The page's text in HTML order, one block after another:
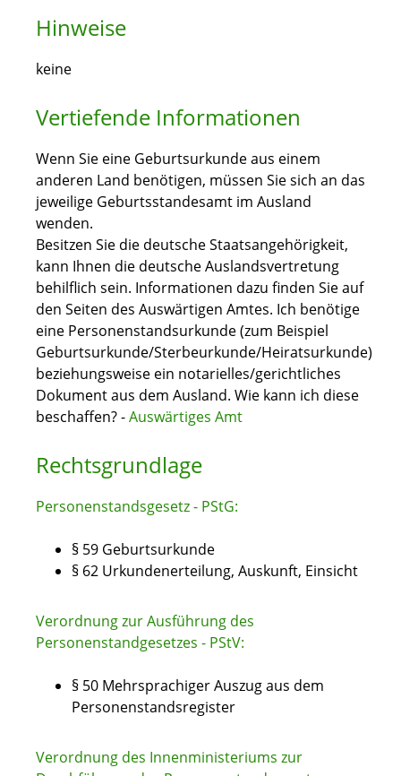
Hinweise
keine
Vertiefende Informationen
Wenn Sie eine Geburtsurkunde aus einem
anderen Land benötigen, müssen Sie sich an das
jeweilige Geburtsstandesamt im Ausland
wenden.
Besitzen Sie die deutsche Staatsangehörigkeit,
kann Ihnen die deutsche Auslandsvertretung
behilflich sein. Informationen dazu finden Sie auf
den Seiten des Auswärtigen Amtes. Ich benötige
eine Personenstandsurkunde (zum Beispiel
Geburtsurkunde/Sterbeurkunde/Heiratsurkunde)
beziehungsweise ein notarielles/gerichtliches
Dokument aus dem Ausland. Wie kann ich diese
beschaffen? -Auswärtiges Amt
Rechtsgrundlage
Personenstandsgesetz - PStG:
§ 59 Geburtsurkunde
§ 62 Urkundenerteilung, Auskunft, Einsicht
Verordnung zur Ausführung des
Personenstandgesetzes - PStV:
§ 50 Mehrsprachiger Auszug aus dem
Personenstandsregister
Verordnung des Innenministeriums zur